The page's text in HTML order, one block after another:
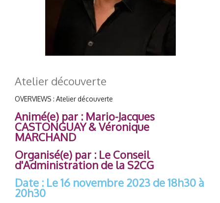
Atelier découverte
OVERVIEWS : Atelier découverte
Animé(e) par : Mario-Jacques
CASTONGUAY & Véronique
MARCHAND
Organisé(e) par : Le Conseil
d'Administration de la S2CG
Date : Le 16 novembre 2023 de 18h30 à
20h30